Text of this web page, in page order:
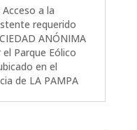
a la
requerido
ANÓNIMA
el Parque Eólico
en el
de LA PAMPA